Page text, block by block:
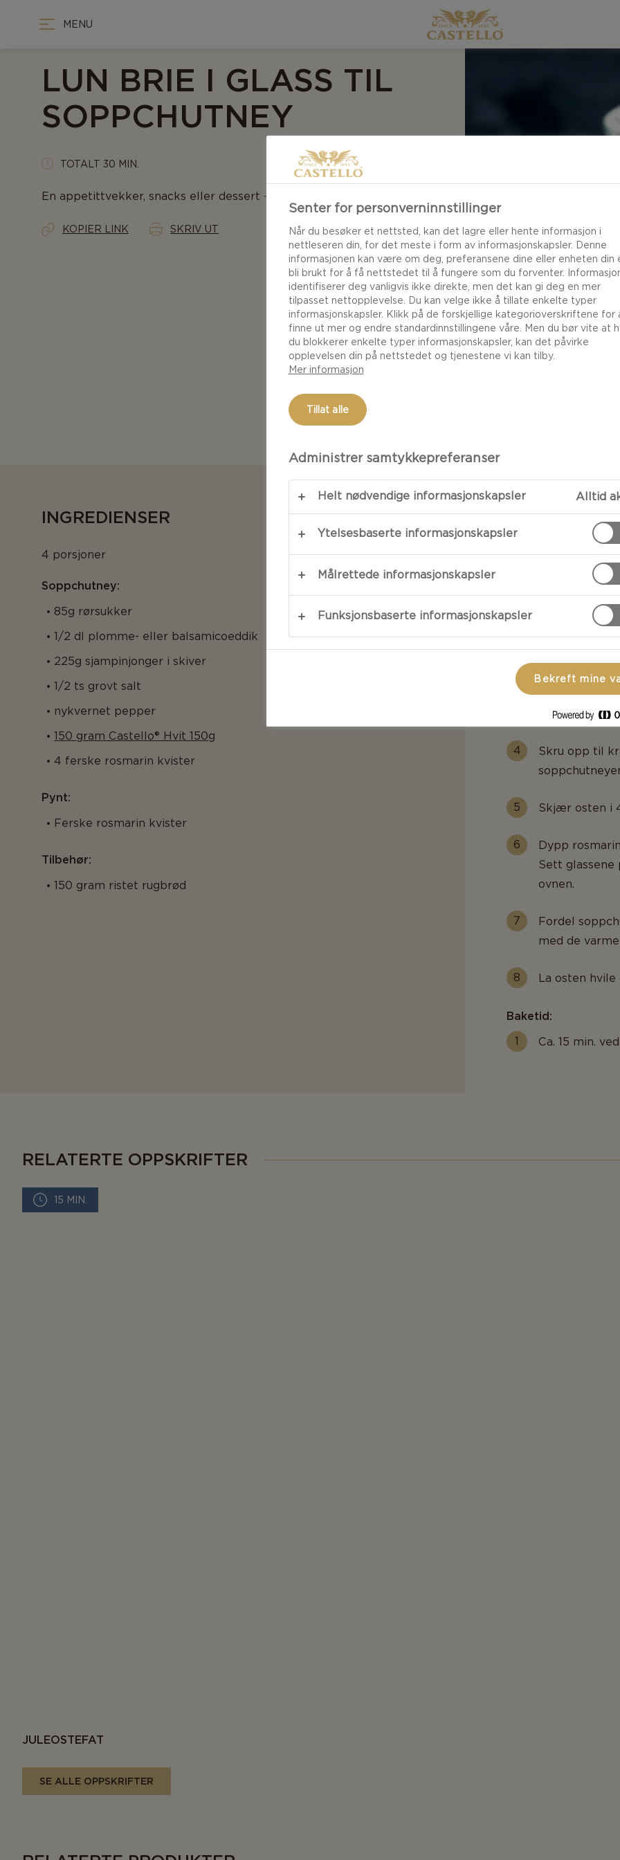
MENU
LUN BRIE I GLASS TIL
SOPPCHUTNEY
TOTALT 30 MIN.
En appetittvekker, snacks eller dessert - litt utenom det vanlige.
KOPIER LINK SKRIV UT
INGREDIENSER
4 porsjoner
Soppchutney:
85g rørsukker
1/2 dl plomme- eller balsamicoeddik
225g sjampinjonger i skiver
1/2 ts grovt salt
nykvernet pepper
150 gram Castello® Hvit 150g
4 ferske rosmarin kvister
Pynt:
Ferske rosmarin kvister
Tilbehør:
150 gram ristet rugbrød
Soppchutney:
Fordel
ved kraftig
Hell forsiktig i
Kok soppen
sukkeret er
Skru opp til
Skjær osten i
Dypp
Sett glassene
ovnen.
Fordel
med de
La osten hvile
Baketid:
Ca. 15 min.
RELATERTE OPPSKRIFTER
15 MIN.
JULEOSTEFAT
SE ALLE OPPSKRIFTER
Senter for personverninnstillinger
Når du besøker et nettsted, kan det lagre eller hente informasjon i
nettleseren din, for det meste i form av informasjonskapsler. Denne
informasjonen kan være om deg, preferansene dine eller enheten din
bli brukt for å få nettstedet til å fungere som du forventer.
identifiserer deg vanligvis ikke direkte, men det kan gi deg en mer
tilpasset nettopplevelse. Du kan velge ikke å tillate enkelte typer
informasjonskapsler. Klikk på de forskjellige kategorioverskriftene for
finne ut mer og endre standardinnstillingene våre. Men du bør vite at
du blokkerer enkelte typer informasjonskapsler, kan det påvirke
opplevelsen din på nettstedet og tjenestene vi kan tilby.
Mer informasjon
Tillat alle
Administrer samtykkepreferanser
Helt nødvendige informasjonskapsler Alltid
Ytelsesbaserte informasjonskapsler
Målrettede informasjonskapsler
Funksjonsbaserte informasjonskapsler
Bekreft mine